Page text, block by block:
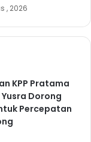
, 2026
KPP Pratama
Dorong
Percepatan